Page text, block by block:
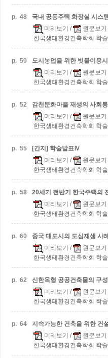
p. 48
국내 공동주택 화장실 시스
미리보기 / 원문보기
한국생태환경건축학회 학
p. 50
도시농업을 위한 빗물이용
미리보기 / 원문보기
한국생태환경건축학회 학
p. 52
감천문화마을 재생의 사회
미리보기 / 원문보기
한국생태환경건축학회 학
p. 55
[간지] 학술발표Ⅳ
미리보기 / 원문보기
한국생태환경건축학회 학
p. 58
20세기 전반기 한국주택의
미리보기 / 원문보기
한국생태환경건축학회 학
p. 60
중국 대도시의 도심재생 사
미리보기 / 원문보기
한국생태환경건축학회 학
p. 62
신한옥형 공공건축물의 구
미리보기 / 원문보기
한국생태환경건축학회 학
p. 64
지속가능한 건축을 위한 건
미리보기 / 원문보기
한국생태환경건축학회 학